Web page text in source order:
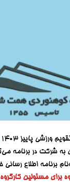
ورزشی پاییز ۱۴۰۳
به شرکت در برنامه
برنامه اطلاع رسانی
برای مسئولین